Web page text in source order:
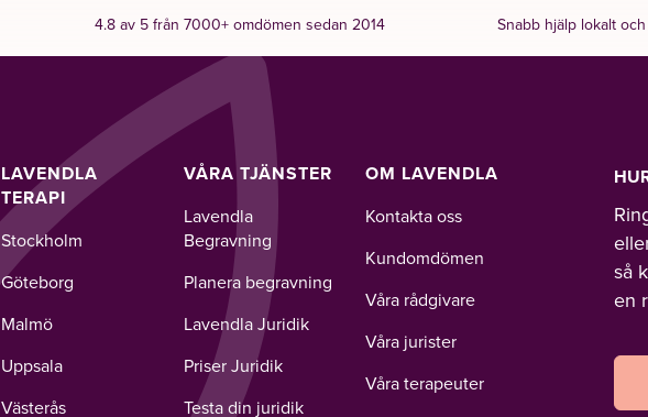
4.8 av 5 från 7000+ omdömen sedan 2014 Snabb hjälp lokalt
LAVENDLA
TERAPI
Stockholm
Göteborg
Malmö
Uppsala
Västerås
VÅRA TJÄNSTER
Lavendla
Begravning
Planera begravning
Lavendla Juridik
Priser Juridik
Testa din juridik
OM LAVENDLA
Kontakta oss
Kundomdömen
Våra rådgivare
Våra jurister
Våra terapeuter
så
en